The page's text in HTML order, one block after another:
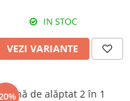
IN STOC
VEZI VARIANTE
Pernă de alăptat 2 în 1